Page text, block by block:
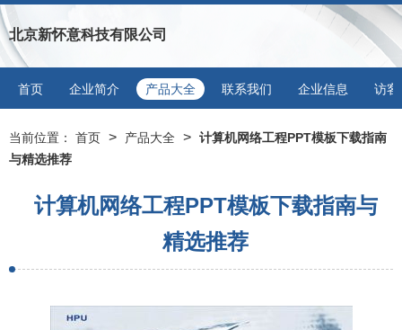
北京新怀意科技有限公司
首页 企业简介 产品大全 联系我们 企业信息 访客
当前位置： 首页 > 产品大全 > 计算机网络工程PPT模板下载指南
与精选推荐
计算机网络工程PPT模板下载指南与
精选推荐